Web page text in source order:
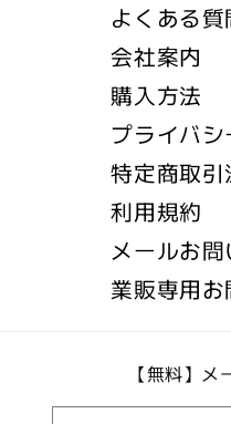
よくある質
会社案内
購入方法
プライバ
特定商取
利用規約
メールお
業販専用
【無料】